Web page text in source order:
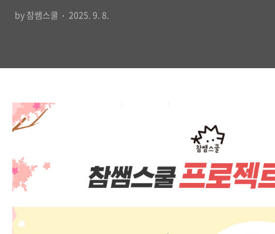
by 참쌤스쿨 2025. 9. 8.